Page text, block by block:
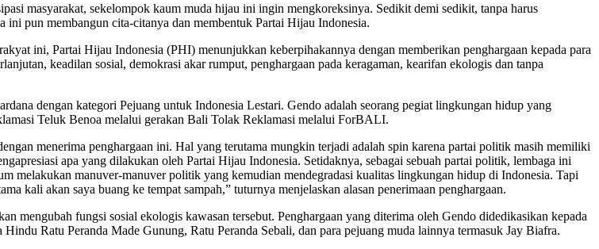
masyarakat, sekelompok kaum muda hijau ini ingin mengkoreksinya. Sedikit demi sedikit, tanpa harus
ini pun membangun cita-citanya dan membentuk Partai Hijau Indonesia.
ini, Partai Hijau Indonesia (PHI) menunjukkan keberpihakannya dengan memberikan penghargaan kepada para
keadilan sosial, demokrasi akar rumput, penghargaan pada keragaman, kearifan ekologis dan tanpa
dengan kategori Pejuang untuk Indonesia Lestari. Gendo adalah seorang pegiat lingkungan hidup yang
Teluk Benoa melalui gerakan Bali Tolak Reklamasi melalui ForBALI.
menerima penghargaan ini. Hal yang terutama mungkin terjadi adalah spin karena partai politik masih memiliki
apa yang dilakukan oleh Partai Hijau Indonesia. Setidaknya, sebagai sebuah partai politik, lembaga ini
melakukan manuver-manuver politik yang kemudian mendegradasi kualitas lingkungan hidup di Indonesia. Tapi
kali akan saya buang ke tempat sampah,” tuturnya menjelaskan alasan penerimaan penghargaan.
mengubah fungsi sosial ekologis kawasan tersebut. Penghargaan yang diterima oleh Gendo didedikasikan kepada
Ratu Peranda Made Gunung, Ratu Peranda Sebali, dan para pejuang muda lainnya termasuk Jay Biafra.